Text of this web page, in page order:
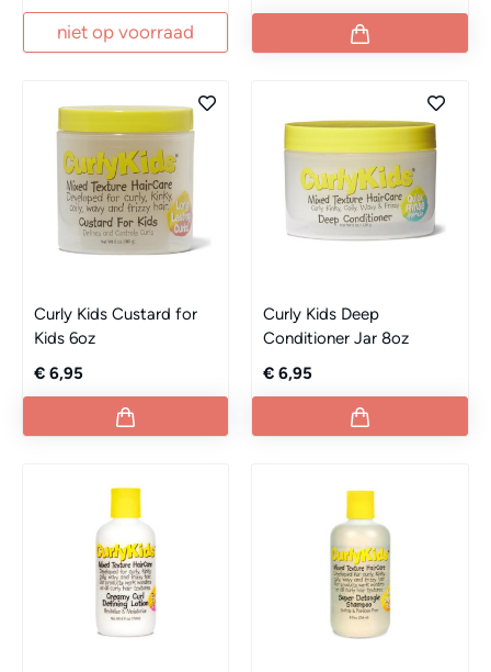
niet op voorraad
Curly Kids Custard for
Kids 6oz
€ 6,95
Curly Kids Deep
Conditioner Jar 8oz
€ 6,95